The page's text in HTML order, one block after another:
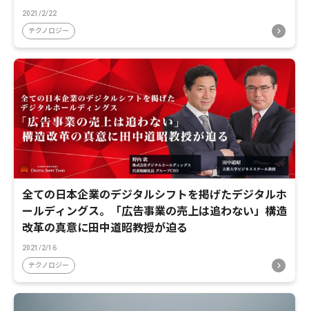
2021/2/22
テクノロジー
全ての日本企業のデジタルシフトを掲げたデジタルホ
ールディングス。「広告事業の売上は追わない」構造
改革の真意に田中道昭教授が迫る
2021/2/16
テクノロジー